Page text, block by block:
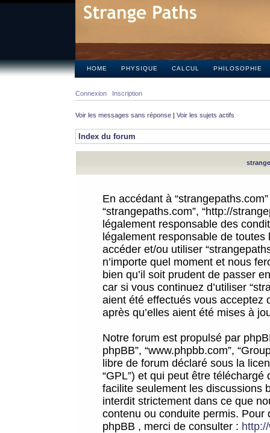
HOME PHYSIQUE CALCUL PHILOSOPHIE
Connexion Inscription
Voir les messages sans réponse | Voir les sujets actifs
Index du forum
En accédant à
“strangepaths.com”, “http://
légalement responsable des
légalement responsable de
accéder et/ou utiliser
n’importe quel moment et nous
bien qu’il soit prudent de passer
car si vous continuez d’utiliser
aient été effectués vous acceptez
après qu’elles aient été mises à
Notre forum est propulsé par
phpBB”, “www.phpbb.com”,
libre de forum déclaré sous la
“GPL”) et qui peut être téléchargé
facilite seulement les discussions
interdit strictement dans ce que
contenu ou conduite permis.
phpBB , merci de consulter :